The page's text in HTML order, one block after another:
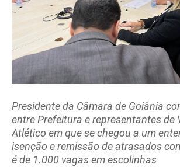
Presidente da Câmara de Goiânia
entre Prefeitura e representantes de
Atlético em que se chegou a um
isenção e remissão de atrasados
é de 1.000 vagas em escolinhas